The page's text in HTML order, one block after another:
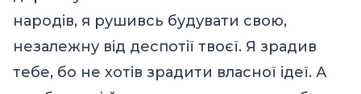
народів, я рушивсь будувати свою,
незалежну від деспотії твоєї. Я зрадив
тебе, бо не хотів зрадити власної ідеї. А